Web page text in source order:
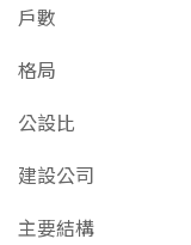
戶數
格局
公設比
建設公司
主要結構